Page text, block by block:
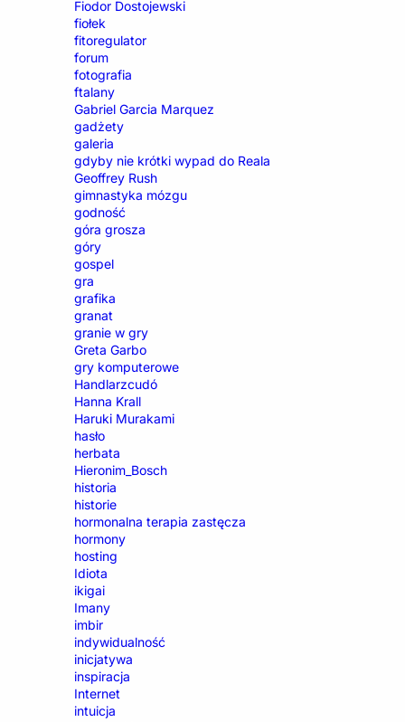
Fiodor Dostojewski
fiołek
fitoregulator
forum
fotografia
ftalany
Gabriel Garcia Marquez
gadżety
galeria
gdyby nie krótki wypad do Reala
Geoffrey Rush
gimnastyka mózgu
godność
góra grosza
góry
gospel
gra
grafika
granat
granie w gry
Greta Garbo
gry komputerowe
Handlarzcudó
Hanna Krall
Haruki Murakami
hasło
herbata
Hieronim_Bosch
historia
historie
hormonalna terapia zastęcza
hormony
hosting
Idiota
ikigai
Imany
imbir
indywidualność
inicjatywa
inspiracja
Internet
intuicja